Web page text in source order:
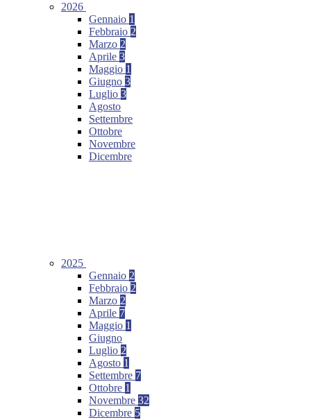
2026
Gennaio 1
Febbraio 2
Marzo 2
Aprile 3
Maggio 1
Giugno 3
Luglio 3
Agosto
Settembre
Ottobre
Novembre
Dicembre
2025
Gennaio 2
Febbraio 2
Marzo 2
Aprile 7
Maggio 1
Giugno
Luglio 2
Agosto 1
Settembre 7
Ottobre 1
Novembre 32
Dicembre 5